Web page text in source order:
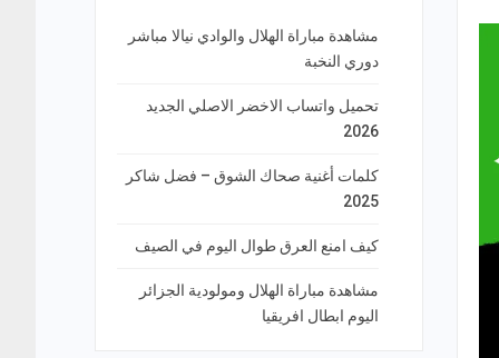
مشاهدة مباراة الهلال والوادي نيالا مباشر
دوري النخبة
تحميل واتساب الاخضر الاصلي الجديد
2026
كلمات أغنية صحاك الشوق – فضل شاكر
2025
كيف امنع العرق طوال اليوم في الصيف
مشاهدة مباراة الهلال ومولودية الجزائر
اليوم ابطال افريقيا